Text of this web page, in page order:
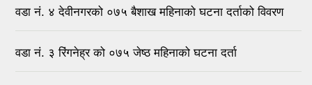
वडा नं. ४ देवीनगरको ०७५ बैशाख महिनाको घटना दर्ताको विवरण
वडा नं. ३ रिंगनेह्र को ०७५ जेष्ठ महिनाको घटना दर्ता